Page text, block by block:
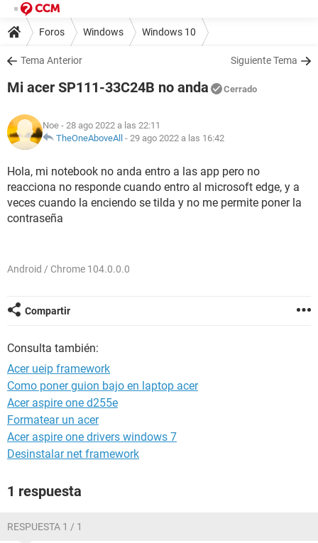
Foros Windows Windows 10
Tema Anterior Siguiente Tema
Mi acer SP111-33C24B no anda Cerrado
Noe - 28 ago 2022 a las 22:11
TheOneAboveAll - 29 ago 2022 a las 16:42
Hola, mi notebook no anda entro a las app pero no
reacciona no responde cuando entro al microsoft edge, y a
veces cuando la enciendo se tilda y no me permite poner la
contraseña
Android / Chrome 104.0.0.0
Compartir
Consulta también:
Acer ueip framework
Como poner guion bajo en laptop acer
Acer aspire one d255e
Formatear un acer
Acer aspire one drivers windows 7
Desinstalar net framework
1 respuesta
RESPUESTA 1 / 1